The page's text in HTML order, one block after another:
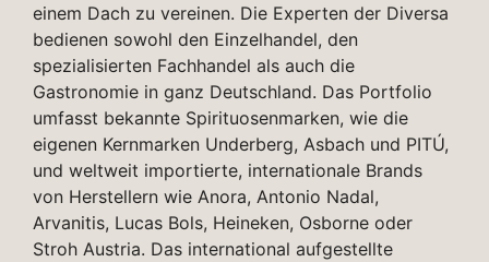
einem Dach zu vereinen. Die Experten der Diversa
bedienen sowohl den Einzelhandel, den
spezialisierten Fachhandel als auch die
Gastronomie in ganz Deutschland. Das Portfolio
umfasst bekannte Spirituosenmarken, wie die
eigenen Kernmarken Underberg, Asbach und PITÚ,
und weltweit importierte, internationale Brands
von Herstellern wie Anora, Antonio Nadal,
Arvanitis, Lucas Bols, Heineken, Osborne oder
Stroh Austria. Das international aufgestellte